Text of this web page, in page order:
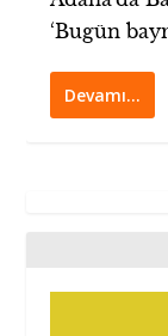
‘Bugün
Devamı…